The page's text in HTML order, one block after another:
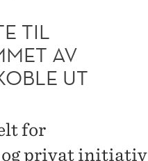
TIL
AV
UT
for
og privat initiativ